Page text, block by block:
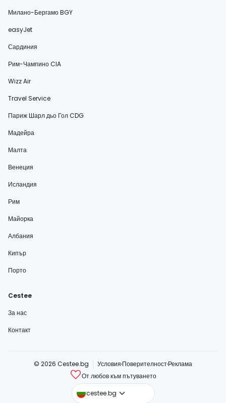
Милано-Бергамо BGY
easyJet
Сардиния
Рим-Чампино CIA
Wizz Air
Travel Service
Париж Шарл дьо Гол CDG
Мадейра
Малта
Венеция
Исландия
Рим
Майорка
Албания
Кипър
Порто
Cestee
За нас
Контакт
© 2026 Cestee.bg Условия ПоверителностРеклама
От любов към пътуването
cestee.bg
cestee.com